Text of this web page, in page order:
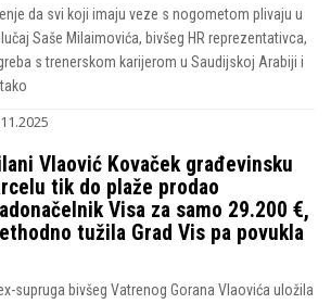
da svi koji imaju veze s nogometom plivaju u
Saše Milaimovića, bivšeg HR reprezentativca,
s trenerskom karijerom u Saudijskoj Arabiji i
Vlaović Kovaček građevinsku
tik do plaže prodao
Visa za samo 29.200 €,
tužila Grad Vis pa povukla
supruga bivšeg Vatrenog Gorana Vlaovića uložila